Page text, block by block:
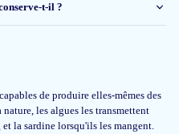
18 mars 2026
t-il ?
de produire elles-mêmes des
nature, les algues les transmettent
la sardine lorsqu'ils les mangent.